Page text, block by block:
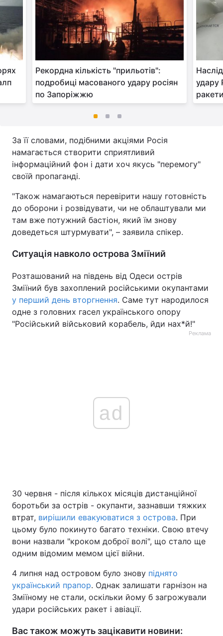
Рекордна кількість "прильотів":
подробиці масованого удару росіян
по Запоріжжю
удару
За її словами, подібними акціями Росія
намагається створити сприятливий
інформаційний фон і дати хоч якусь "перемогу"
своїй пропаганді.
"Також намагаються перевірити нашу готовність
до оборони і розвідувати, чи не облаштували ми
там вже потужний бастіон, який їм знову
доведеться штурмувати", – заявила спікер.
Ситуація навколо острова Зміїний
Розташований на південь від Одеси острів
Зміїний був захоплений російськими окупантами
у перший день вторгнення. Саме тут народилося
одне з головних гасел українського опору
"Російський військовий корабель, йди нах*й!"
Реклама
ad
30 червня - після кількох місяців дистанційної
боротьби за острів - окупанти, зазнавши тяжких
втрат, вирішили евакуюватися з острова. При
цьому було покинуто багато техніки. Свою втечу
вони назвали "кроком доброї волі", що стало ще
одним відомим мемом цієї війни.
4 липня над островом було знову піднято
український прапор. Однак залишати гарнізон на
Зміїному не стали, оскільки йому б загрожували
удари російських ракет і авіації.
Вас також можуть зацікавити новини: